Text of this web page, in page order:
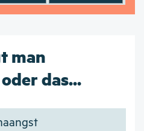
man
das...